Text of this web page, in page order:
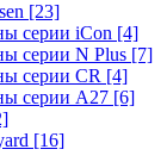
[23]
серии iCon [4]
серии N Plus [7]
серии CR [4]
серии А27 [6]
[16]